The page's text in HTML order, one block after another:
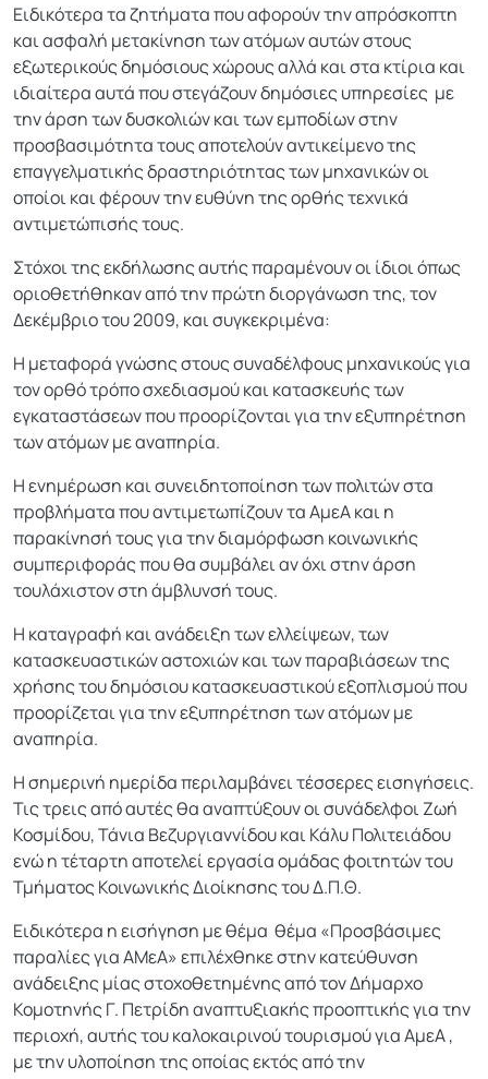
Ειδικότερα τα ζητήματα που αφορούν την απρόσκοπτη
και ασφαλή μετακίνηση των ατόμων αυτών στους
εξωτερικούς δημόσιους χώρους αλλά και στα κτίρια και
ιδιαίτερα αυτά που στεγάζουν δημόσιες υπηρεσίες με
την άρση των δυσκολιών και των εμποδίων στην
προσβασιμότητα τους αποτελούν αντικείμενο της
επαγγελματικής δραστηριότητας των μηχανικών οι
οποίοι και φέρουν την ευθύνη της ορθής τεχνικά
αντιμετώπισής τους.
Στόχοι της εκδήλωσης αυτής παραμένουν οι ίδιοι όπως
οριοθετήθηκαν από την πρώτη διοργάνωση της, τον
Δεκέμβριο του 2009, και συγκεκριμένα:
Η μεταφορά γνώσης στους συναδέλφους μηχανικούς για
τον ορθό τρόπο σχεδιασμού και κατασκευής των
εγκαταστάσεων που προορίζονται για την εξυπηρέτηση
των ατόμων με αναπηρία.
Η ενημέρωση και συνειδητοποίηση των πολιτών στα
προβλήματα που αντιμετωπίζουν τα ΑμεΑ και η
παρακίνησή τους για την διαμόρφωση κοινωνικής
συμπεριφοράς που θα συμβάλει αν όχι στην άρση
τουλάχιστον στη άμβλυνσή τους.
Η καταγραφή και ανάδειξη των ελλείψεων, των
κατασκευαστικών αστοχιών και των παραβιάσεων της
χρήσης του δημόσιου κατασκευαστικού εξοπλισμού που
προορίζεται για την εξυπηρέτηση των ατόμων με
αναπηρία.
Η σημερινή ημερίδα περιλαμβάνει τέσσερες εισηγήσεις.
Τις τρεις από αυτές θα αναπτύξουν οι συνάδελφοι Ζωή
Κοσμίδου, Τάνια Βεζυργιαννίδου και Κάλυ Πολιτειάδου
ενώ η τέταρτη αποτελεί εργασία ομάδας φοιτητών του
Τμήματος Κοινωνικής Διοίκησης του Δ.Π.Θ.
Ειδικότερα η εισήγηση με θέμα θέμα «Προσβάσιμες
παραλίες για ΑΜεΑ» επιλέχθηκε στην κατεύθυνση
ανάδειξης μίας στοχοθετημένης από τον Δήμαρχο
Κομοτηνής Γ. Πετρίδη αναπτυξιακής προοπτικής για την
περιοχή, αυτής του καλοκαιρινού τουρισμού για ΑμεΑ ,
με την υλοποίηση της οποίας εκτός από την